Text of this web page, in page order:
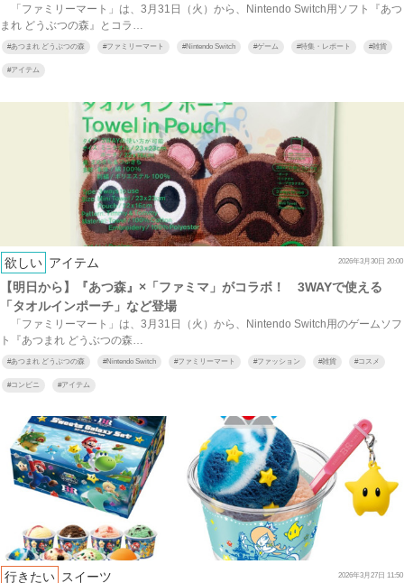
「ファミリーマート」は、3月31日（火）から、Nintendo Switch用ソフト『あつ
まれ どうぶつの森』とコラ…
#あつまれ どうぶつの森 #ファミリーマート #Nintendo Switch #ゲーム #特集・レポート #雑貨
#アイテム
欲しい アイテム 2026年3月30日 20:00
【明日から】『あつ森』×「ファミマ」がコラボ！ 3WAYで使える
「タオルインポーチ」など登場
「ファミリーマート」は、3月31日（火）から、Nintendo Switch用のゲームソフ
ト『あつまれ どうぶつの森…
#あつまれ どうぶつの森 #Nintendo Switch #ファミリーマート #ファッション #雑貨 #コスメ
#コンビニ #アイテム
行きたい スイーツ 2026年3月27日 11:50